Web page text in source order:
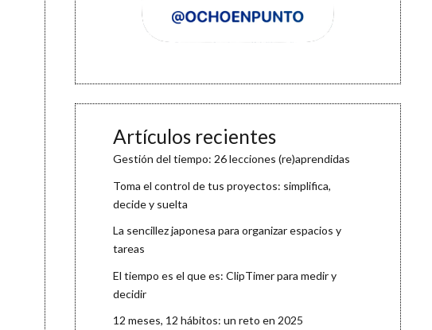
Artículos recientes
Gestión del tiempo: 26 lecciones (re)aprendidas
Toma el control de tus proyectos: simplifica,
decide y suelta
La sencillez japonesa para organizar espacios y
tareas
El tiempo es el que es: ClipTimer para medir y
decidir
12 meses, 12 hábitos: un reto en 2025